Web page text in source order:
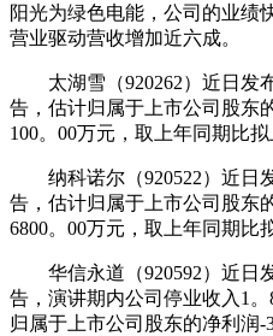
阳光为绿色电能，公司的业绩
营业驱动营收增加近六成。
太湖雪（920262）近日发
告，估计归属于上市公司股东
100。00万元，取上年同期比拟
纳科诺尔（920522）近日
告，估计归属于上市公司股东
6800。00万元，取上年同期比
华信永道（920592）近日
告，演讲期内公司停业收入1。
归属于上市公司股东的净利润-